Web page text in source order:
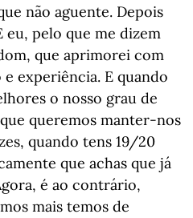
não aguente. Depois
eu, pelo que me dizem
que aprimorei com
experiência. E quando
o nosso grau de
queremos manter-nos
quando tens 19/20
que achas que já
é ao contrário,
mais temos de